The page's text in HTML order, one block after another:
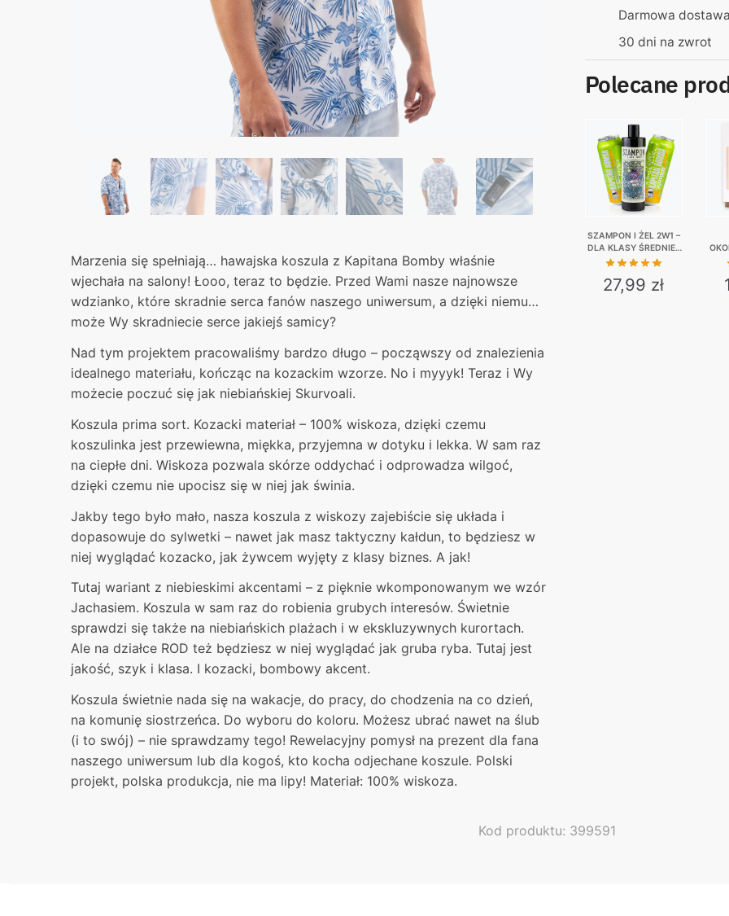
Marzenia się spełniają… hawajska koszula z Kapitana Bomby właśnie
wjechała na salony! Łooo, teraz to będzie. Przed Wami nasze najnowsze
wdzianko, które skradnie serca fanów naszego uniwersum, a dzięki niemu…
może Wy skradniecie serce jakiejś samicy?
Nad tym projektem pracowaliśmy bardzo długo – począwszy od znalezienia
idealnego materiału, kończąc na kozackim wzorze. No i myyyk! Teraz i Wy
możecie poczuć się jak niebiańskiej Skurvoali.
Koszula prima sort. Kozacki materiał – 100% wiskoza, dzięki czemu
koszulinka jest przewiewna, miękka, przyjemna w dotyku i lekka. W sam raz
na ciepłe dni. Wiskoza pozwala skórze oddychać i odprowadza wilgoć,
dzięki czemu nie upocisz się w niej jak świnia.
Jakby tego było mało, nasza koszula z wiskozy zajebiście się układa i
dopasowuje do sylwetki – nawet jak masz taktyczny kałdun, to będziesz w
niej wyglądać kozacko, jak żywcem wyjęty z klasy biznes. A jak!
Tutaj wariant z niebieskimi akcentami – z pięknie wkomponowanym we wzór
Jachasiem. Koszula w sam raz do robienia grubych interesów. Świetnie
sprawdzi się także na niebiańskich plażach i w ekskluzywnych kurortach.
Ale na działce ROD też będziesz w niej wyglądać jak gruba ryba. Tutaj jest
jakość, szyk i klasa. I kozacki, bombowy akcent.
Koszula świetnie nada się na wakacje, do pracy, do chodzenia na co dzień,
na komunię siostrzeńca. Do wyboru do koloru. Możesz ubrać nawet na ślub
(i to swój) – nie sprawdzamy tego! Rewelacyjny pomysł na prezent dla fana
naszego uniwersum lub dla kogoś, kto kocha odjechane koszule. Polski
projekt, polska produkcja, nie ma lipy! Materiał: 100% wiskoza.
Darmowa
30 dni na zwrot
Polecane
SZAMPON I ŻEL 2W1 –
DLA KLASY ŚREDNIEJ
+ 2X MIRABELKA
27,99 zł
Kod produktu: 399591